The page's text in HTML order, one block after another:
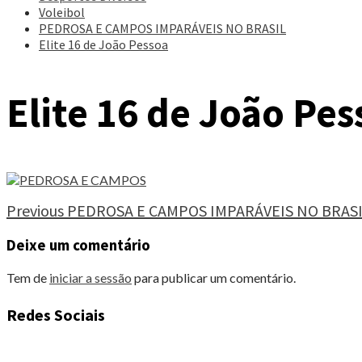
Voleibol
PEDROSA E CAMPOS IMPARÁVEIS NO BRASIL
Elite 16 de João Pessoa
Elite 16 de João
Continue
Reading
Previous PEDROSA E CAMPOS IMPARÁVEIS NO
Deixe um comentário
Tem de iniciar a sessão para publicar um comentário.
Redes Sociais